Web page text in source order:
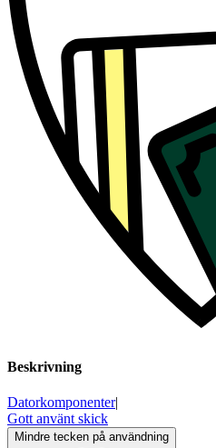
Beskrivning
Datorkomponenter|
Gott använt skick
Mindre tecken på användning